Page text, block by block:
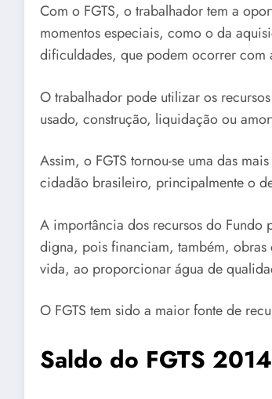
Com o FGTS, o trabalhador tem a
momentos especiais, como o da
dificuldades, que podem ocorrer com
O trabalhador pode utilizar os
usado, construção, liquidação ou
Assim, o FGTS tornou-se uma das
cidadão brasileiro, principalmente o
A importância dos recursos do Fundo
digna, pois financiam, também, obras
vida, ao proporcionar água de
O FGTS tem sido a maior fonte de
Saldo do FGTS